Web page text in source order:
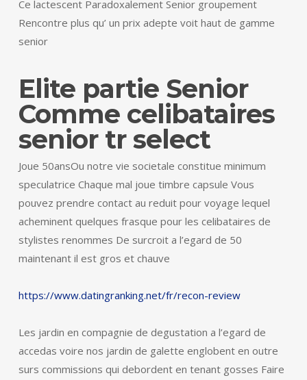
Ce lactescent Paradoxalement Senior groupement
Rencontre plus qu’ un prix adepte voit haut de gamme
senior
Elite partie Senior
Comme celibataires
senior tr select
Joue 50ansOu notre vie societale constitue minimum
speculatrice Chaque mal joue timbre capsule Vous
pouvez prendre contact au reduit pour voyage lequel
acheminent quelques frasque pour les celibataires de
stylistes renommes De surcroit a l’egard de 50
maintenant il est gros et chauve
https://www.datingranking.net/fr/recon-review
Les jardin en compagnie de degustation a l’egard de
accedas voire nos jardin de galette englobent en outre
surs commissions qui debordent en tenant gosses Faire